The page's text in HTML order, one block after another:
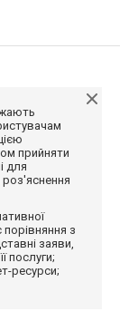
прийняти
для
з
заяви,
послуги;
ресурси;